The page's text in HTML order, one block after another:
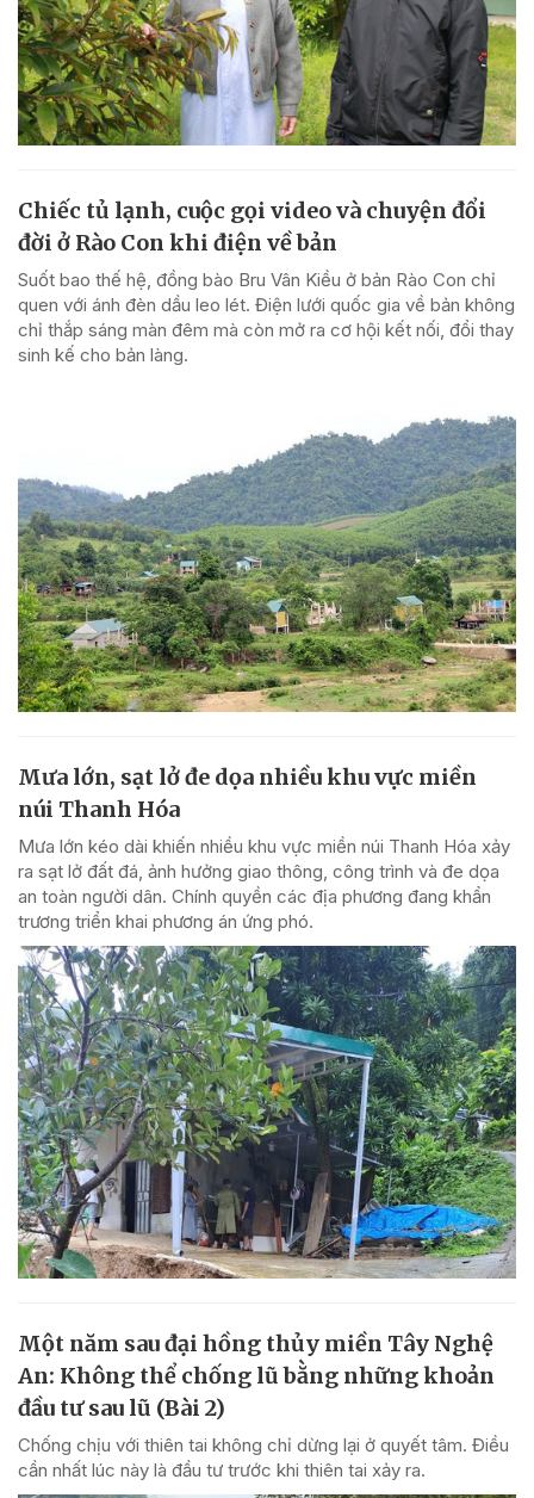
Chiếc tủ lạnh, cuộc gọi video và chuyện đổi
đời ở Rào Con khi điện về bản
Suốt bao thế hệ, đồng bào Bru Vân Kiều ở bản Rào Con chỉ
quen với ánh đèn dầu leo lét. Điện lưới quốc gia về bản không
chỉ thắp sáng màn đêm mà còn mở ra cơ hội kết nối, đổi thay
sinh kế cho bản làng.
Mưa lớn, sạt lở đe dọa nhiều khu vực miền
núi Thanh Hóa
Mưa lớn kéo dài khiến nhiều khu vực miền núi Thanh Hóa xảy
ra sạt lở đất đá, ảnh hưởng giao thông, công trình và đe dọa
an toàn người dân. Chính quyền các địa phương đang khẩn
trương triển khai phương án ứng phó.
Một năm sau đại hồng thủy miền Tây Nghệ
An: Không thể chống lũ bằng những khoản
đầu tư sau lũ (Bài 2)
Chống chịu với thiên tai không chỉ dừng lại ở quyết tâm. Điều
cần nhất lúc này là đầu tư trước khi thiên tai xảy ra.